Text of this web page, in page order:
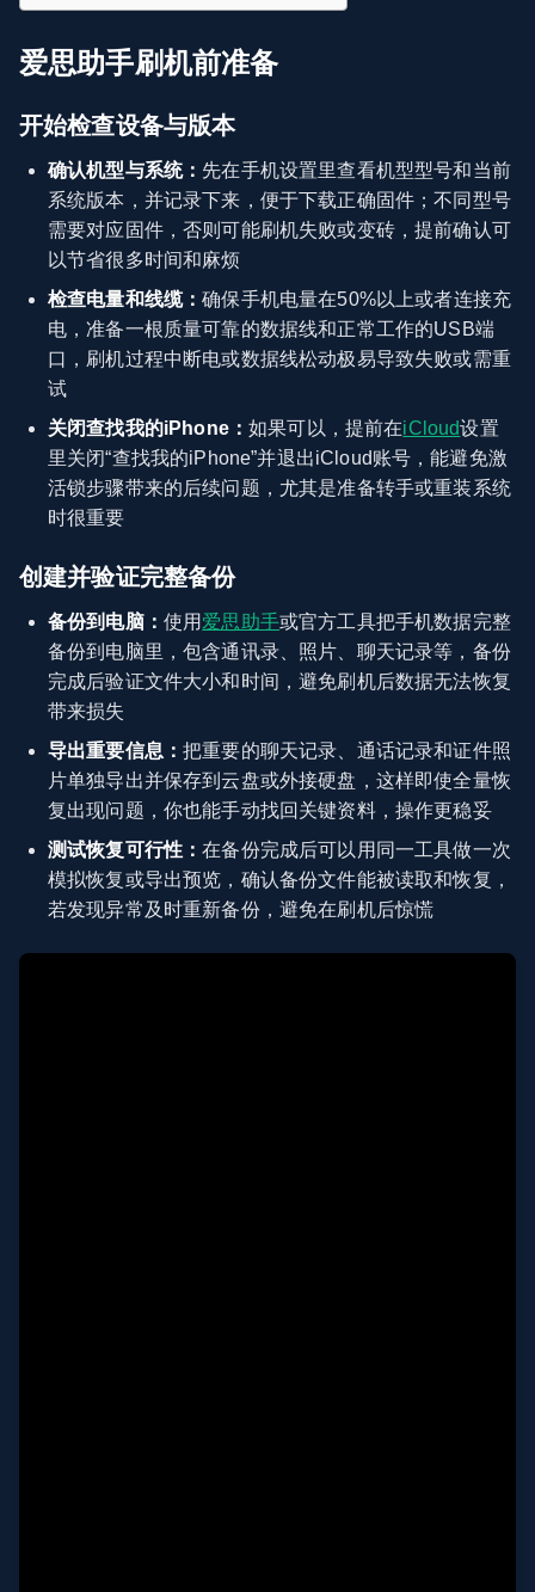
爱思助手刷机前准备
开始检查设备与版本
确认机型与系统： 先在手机设置里查看机型型号和当前
系统版本，并记录下来，便于下载正确固件；不同型号
需要对应固件，否则可能刷机失败或变砖，提前确认可
以节省很多时间和麻烦
检查电量和线缆：确保手机电量在50%以上或者连接充
电，准备一根质量可靠的数据线和正常工作的USB端
口，刷机过程中断电或数据线松动极易导致失败或需重
试
关闭查找我的iPhone：如果可以，提前在iCloud设置
里关闭“查找我的iPhone”并退出iCloud账号，能避免激
活锁步骤带来的后续问题，尤其是准备转手或重装系统
时很重要
创建并验证完整备份
备份到电脑： 使用 爱思助手或官方工具把手机数据完整
备份到电脑里，包含通讯录、照片、聊天记录等，备份
完成后验证文件大小和时间，避免刷机后数据无法恢复
带来损失
导出重要信息：把重要的聊天记录、通话记录和证件照
片单独导出并保存到云盘或外接硬盘，这样即使全量恢
复出现问题，你也能手动找回关键资料，操作更稳妥
测试恢复可行性：在备份完成后可以用同一工具做一次
模拟恢复或导出预览，确认备份文件能被读取和恢复，
若发现异常及时重新备份，避免在刷机后惊慌